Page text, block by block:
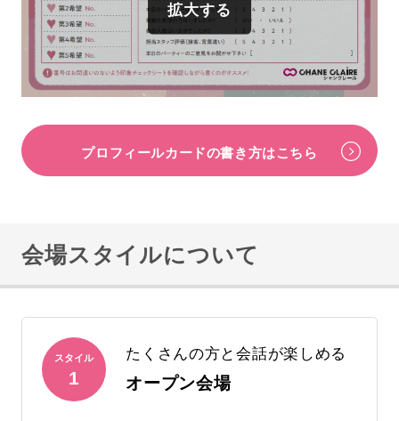
プロフィールカードの書き方はこちら
会場スタイルについて
スタイル
1
たくさんの方と会話が楽しめる
オープン会場